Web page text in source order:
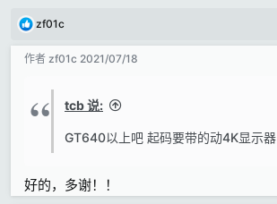
反
:
zf01c
作者 zf01c 2021/07/18
tcb 说:
GT640以上吧 起码要带的动4K显示器
好的，多谢！！